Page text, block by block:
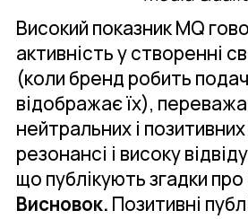
Високий показник MQ
активність у створенні
(коли бренд робить
відображає їх),
нейтральних і
резонансі і високу
що публікують згадки
Висновок. Позитивні